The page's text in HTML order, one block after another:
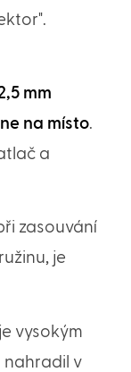
mm
na místo.
a
zasouvání
je
vysokým
nahradil v